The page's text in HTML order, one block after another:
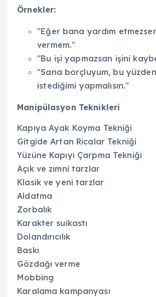
Örnekler:
"Eğer bana yardım
vermem."
"Bu işi yapmazsan işini
"Sana borçluyum, bu
istediğimi yapmalısın."
Manipülasyon Teknikleri
Kapıya Ayak Koyma Tekniği
Gitgide Artan Ricalar Tekniği
Yüzüne Kapıyı Çarpma Tekniği
Açık ve zımni tarzlar
Klasik ve yeni tarzlar
Aldatma
Zorbalık
Karakter suikastı
Dolandırıcılık
Baskı
Gözdağı verme
Mobbing
Karalama kampanyası